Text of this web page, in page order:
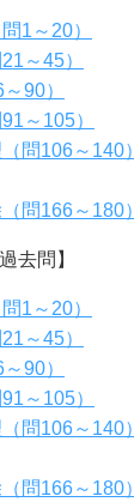
1～20）
～45）
90）
～105）
問106～140）
問166～180）
去問】
1～20）
～45）
90）
～105）
問106～140）
問166～180）